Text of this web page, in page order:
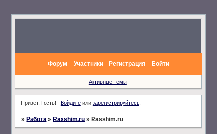
Форум Участники Регистрация Войти
Активные темы
Привет, Гость! Войдитеили зарегистрируйтесь.
» Работа » Rasshim.ru » Rasshim.ru